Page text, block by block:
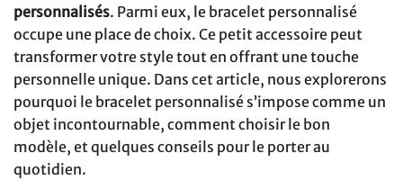
personnalisés. Parmi eux, le bracelet personnalisé
occupe une place de choix. Ce petit accessoire peut
transformer votre style tout en offrant une touche
personnelle unique. Dans cet article, nous explorerons
pourquoi le bracelet personnalisé s’impose comme un
objet incontournable, comment choisir le bon
modèle, et quelques conseils pour le porter au
quotidien.